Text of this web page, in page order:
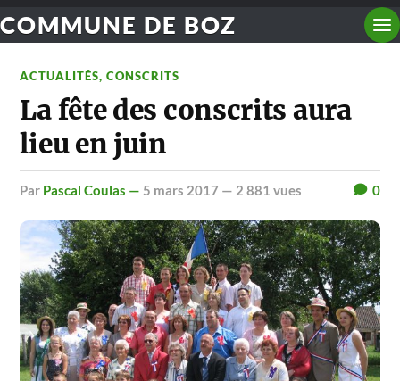
COMMUNE DE BOZ
ACTUALITÉS,CONSCRITS
La fête des conscrits aura
lieu en juin
par Pascal Coulas — 5 mars 2017 — 2 881 vues 0